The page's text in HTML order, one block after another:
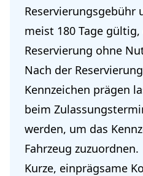
Reservierungsgebühr
meist 180 Tage
Reservierung ohne
Nach der
Kennzeichen prägen
beim
werden, um das
Fahrzeug zuzuordnen.
Kurze, einprägsame